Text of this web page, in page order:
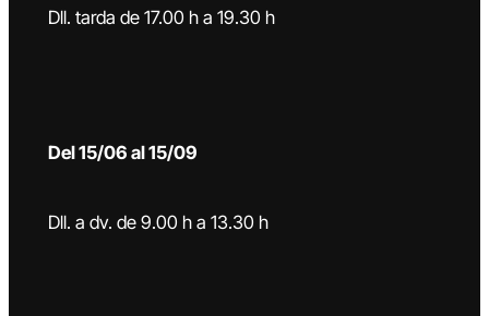
Dll. tarda de 17.00 h a 19.30 h
Del 15/06 al 15/09
Dll. a dv. de 9.00 h a 13.30 h